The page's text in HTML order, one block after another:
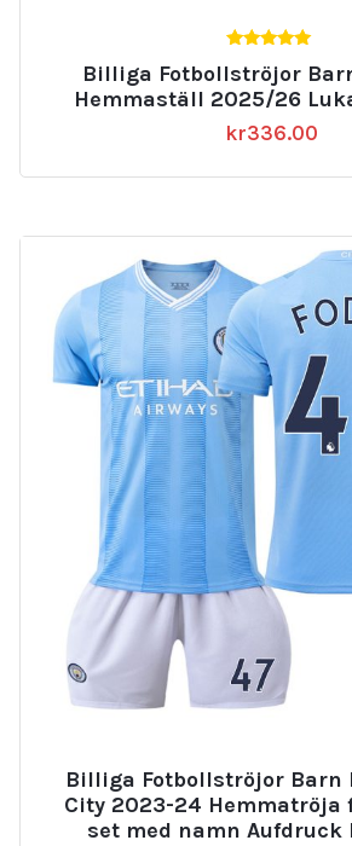
av 5
Billiga Fotbollströjor
Hemmaställ 2025/26
kr336.00
Billiga Fotbollströjor Barn
City 2023-24 Hemmatröja
set med namn Aufdruck